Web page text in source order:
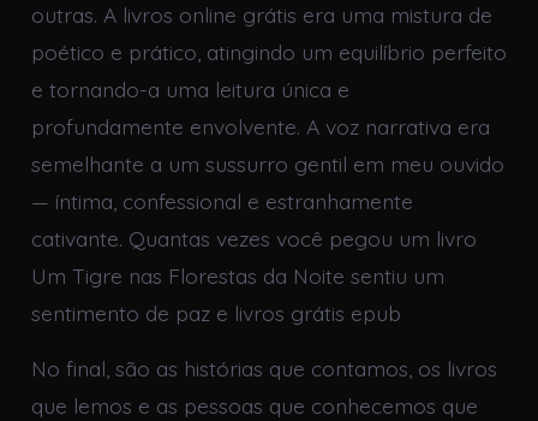
outras. A livros online grátis era uma mistura de
poético e prático, atingindo um equilíbrio perfeito
e tornando-a uma leitura única e
profundamente envolvente. A voz narrativa era
semelhante a um sussurro gentil em meu ouvido
— íntima, confessional e estranhamente
cativante. Quantas vezes você pegou um livro
Um Tigre nas Florestas da Noite sentiu um
sentimento de paz e livros grátis epub
No final, são as histórias que contamos, os livros
que lemos e as pessoas que conhecemos que